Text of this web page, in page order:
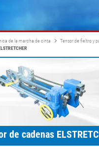
de la marcha de cinta
Tensor de fieltro y
de cadenas